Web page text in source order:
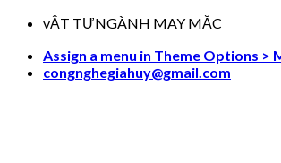
Skip
content
vẬT TƯNGÀNH MAY MẶC
Assign a menu in Theme Options >
congnghegiahuy@gmail.com